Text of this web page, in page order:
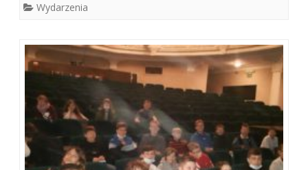
Wydarzenia